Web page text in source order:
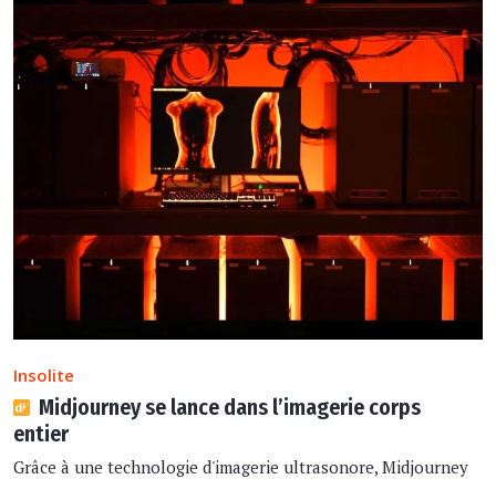
Insolite
Midjourney se lance dans l’imagerie corps
entier
Grâce à une technologie d'imagerie ultrasonore, Midjourney